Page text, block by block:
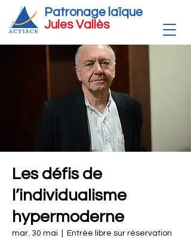
Patronage laïque
Jules Vallès
Les défis de
l’individualisme
hypermoderne
mar. 30 mai Entrée libre sur réservation